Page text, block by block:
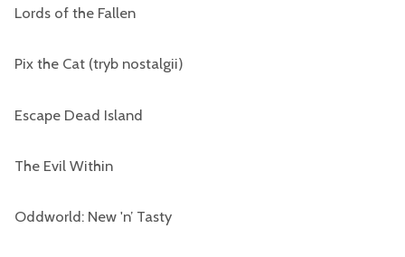
Lords of the Fallen
Pix the Cat (tryb nostalgii)
Escape Dead Island
The Evil Within
Oddworld: New 'n’ Tasty